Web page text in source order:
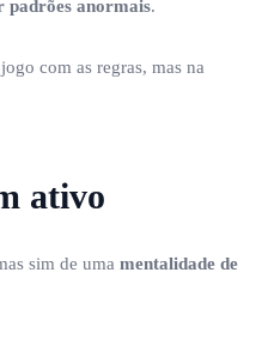
padrões anormais.
com as regras, mas na
ativo
sim de uma mentalidade de